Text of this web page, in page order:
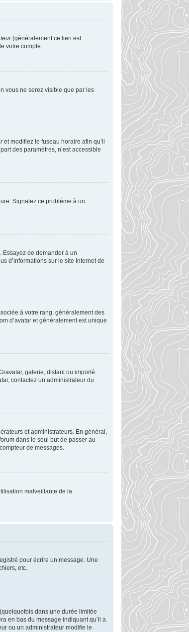
(généralement ce lien est
votre compte.
vous ne serez visible que par les
et modifiez le fuseau horaire afin qu’il
des paramètres, n’est accessible
Signalez ce problème à un
Essayez de demander à un
d’informations sur le site Internet de
à votre rang, généralement des
d’avatar et généralement est unique
galerie, distant ou importé.
contactez un administrateur du
et administrateurs. En général,
dans le seul but de passer au
de messages.
malveillante de la
pour écrire un message. Une
etc.
dans une durée limitée
en bas du message indiquant qu’il a
ou un administrateur modifie le